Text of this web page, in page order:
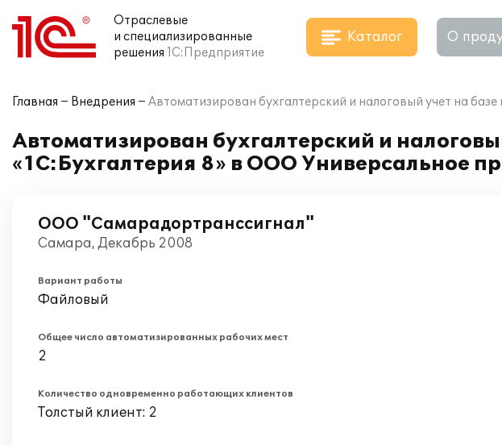
Отраслевые
и специализированные
решения 1С:Предприятие
Каталог О
Главная Внедрения Автоматизирован бухгалтерский и налоговый учет на
Автоматизирован бухгалтерский и
«1С:Бухгалтерия 8» в ООО Универсальное
ООО "Самарадортранссигнал"
Самара, Декабрь 2008
Вариант работы
Файловый
Общее число автоматизированных рабочих мест
2
Количество одновременно работающих клиентов
Толстый клиент: 2